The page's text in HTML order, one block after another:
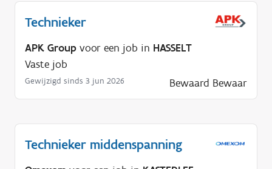
Technieker
APK Group voor een job in HASSELT
Vaste job
Gewijzigd sinds 3 jun 2026 Bewaard Bewaar
Technieker middenspanning